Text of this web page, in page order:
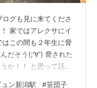
グも見に来てくださ
家ではアレクサにイ
この間も２年生に脅
だそう(;'∀') 脅された
か！！ と思って話を
ュン新潟駅 #笹団子